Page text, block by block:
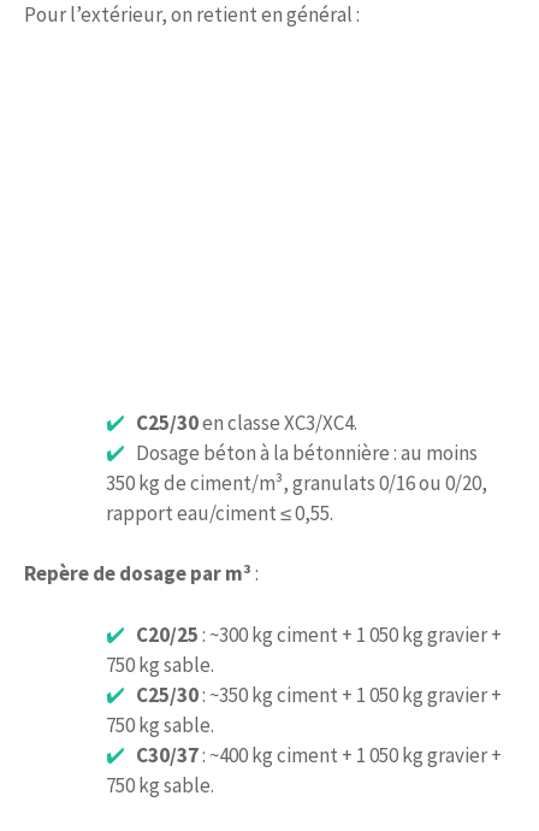
Pour l’extérieur, on retient en général :
C25/30en classe XC3/XC4.
Dosage béton à la bétonnière : au moins
350 kg de ciment/m³, granulats 0/16 ou 0/20,
rapport eau/ciment ≤ 0,55.
Repère de dosage par m³:
C20/25: ~300 kg ciment + 1 050 kg gravier +
750 kg sable.
C25/30: ~350 kg ciment + 1 050 kg gravier +
750 kg sable.
C30/37: ~400 kg ciment + 1 050 kg gravier +
750 kg sable.